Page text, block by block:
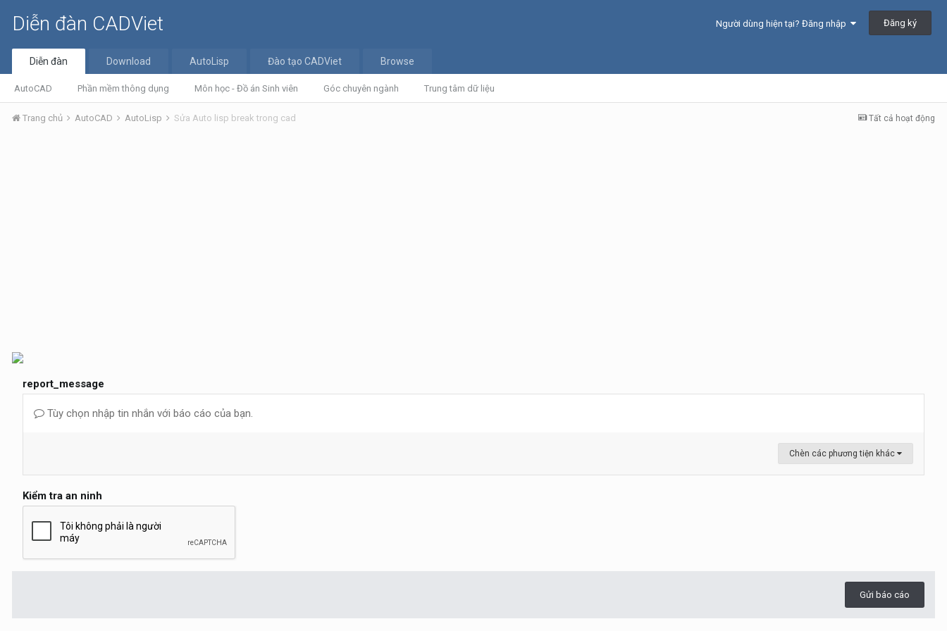
Diễn đàn CADViet Người dùng hiện tại? Đăng nhập Đăng ký
Diễn đàn
AutoCAD Phần mềm thông dụng Môn học - Đồ án Sinh viên Góc chuyên ngành Trung tâm dữ liệu
Download AutoLisp Đào tạo CADViet Browse
Tất cả hoạt động
Trang chủ AutoCAD AutoLisp Sửa Auto lisp break trong cad
report_message
Tùy chọn nhập tin nhắn với báo cáo của bạn.
Chèn các phương tiện khác
Kiểm tra an ninh
Gửi báo cáo